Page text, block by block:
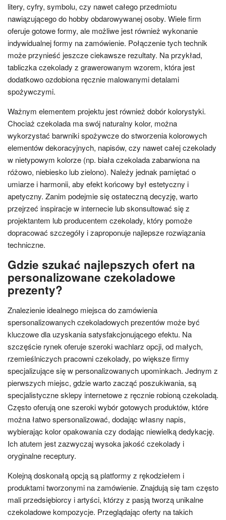
litery, cyfry, symbolu, czy nawet całego przedmiotu
nawiązującego do hobby obdarowywanej osoby. Wiele firm
oferuje gotowe formy, ale możliwe jest również wykonanie
indywidualnej formy na zamówienie. Połączenie tych technik
może przynieść jeszcze ciekawsze rezultaty. Na przykład,
tabliczka czekolady z grawerowanym wzorem, która jest
dodatkowo ozdobiona ręcznie malowanymi detalami
spożywczymi.
Ważnym elementem projektu jest również dobór kolorystyki.
Chociaż czekolada ma swój naturalny kolor, można
wykorzystać barwniki spożywcze do stworzenia kolorowych
elementów dekoracyjnych, napisów, czy nawet całej czekolady
w nietypowym kolorze (np. biała czekolada zabarwiona na
różowo, niebiesko lub zielono). Należy jednak pamiętać o
umiarze i harmonii, aby efekt końcowy był estetyczny i
apetyczny. Zanim podejmie się ostateczną decyzję, warto
przejrzeć inspiracje w internecie lub skonsultować się z
projektantem lub producentem czekolady, który pomoże
dopracować szczegóły i zaproponuje najlepsze rozwiązania
techniczne.
Gdzie szukać najlepszych ofert na
personalizowane czekoladowe
prezenty?
Znalezienie idealnego miejsca do zamówienia
spersonalizowanych czekoladowych prezentów może być
kluczowe dla uzyskania satysfakcjonującego efektu. Na
szczęście rynek oferuje szeroki wachlarz opcji, od małych,
rzemieślniczych pracowni czekolady, po większe firmy
specjalizujące się w personalizowanych upominkach. Jednym z
pierwszych miejsc, gdzie warto zacząć poszukiwania, są
specjalistyczne sklepy internetowe z ręcznie robioną czekoladą.
Często oferują one szeroki wybór gotowych produktów, które
można łatwo spersonalizować, dodając własny napis,
wybierając kolor opakowania czy dodając niewielką dedykację.
Ich atutem jest zazwyczaj wysoka jakość czekolady i
oryginalne receptury.
Kolejną doskonałą opcją są platformy z rękodziełem i
produktami tworzonymi na zamówienie. Znajdują się tam często
mali przedsiębiorcy i artyści, którzy z pasją tworzą unikalne
czekoladowe kompozycje. Przeglądając oferty na takich